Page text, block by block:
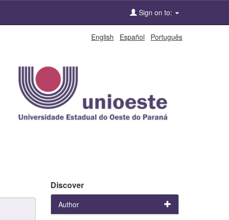
Sign on to:
English Español Português
Discover
Author